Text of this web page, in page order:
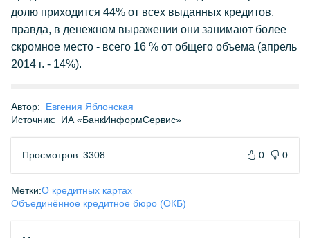
долю приходится 44% от всех выданных кредитов,
правда, в денежном выражении они занимают более
скромное место - всего 16 % от общего объема (апрель
2014 г. - 14%).
Автор:
Евгения Яблонская
Источник:
ИА «БанкИнформСервис»
Просмотров: 3308 0 0
Метки:О кредитных картах
Объединённое кредитное бюро (ОКБ)